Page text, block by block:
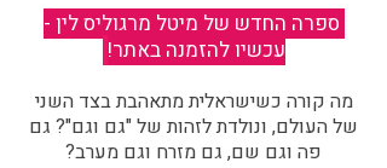
ספרה החדש של מיטל מרגוליס לין -
עכשיו להזמנה באתר!
מה קורה כשישראלית מתאהבת בצד השני
של העולם, ונולדת לזהות של "גם וגם"? גם
פה וגם שם, גם מזרח וגם מערב?​​